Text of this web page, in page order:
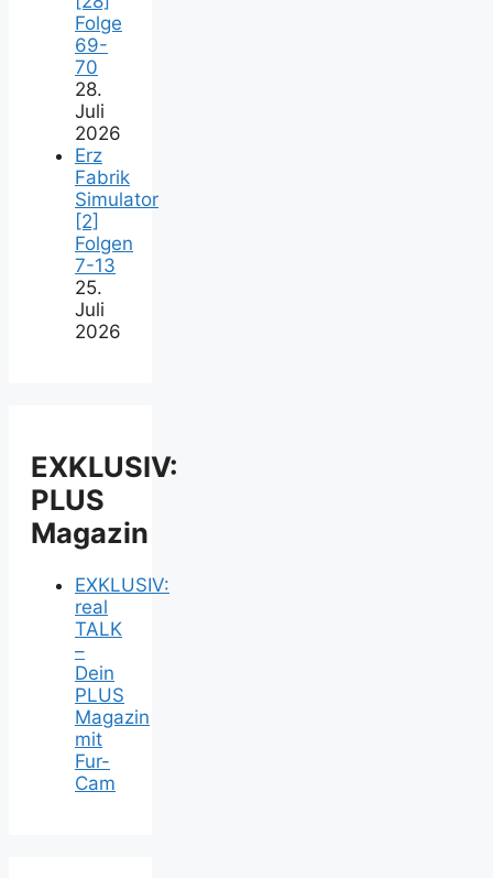
Folge
69-
70
28.
Juli
2026
Erz
Fabrik
Simulator
[2]
Folgen
7-13
25.
Juli
2026
EXKLUSIV:
PLUS
Magazin
EXKLUSIV:
real
TALK
–
Dein
PLUS
Magazin
mit
Fur-
Cam